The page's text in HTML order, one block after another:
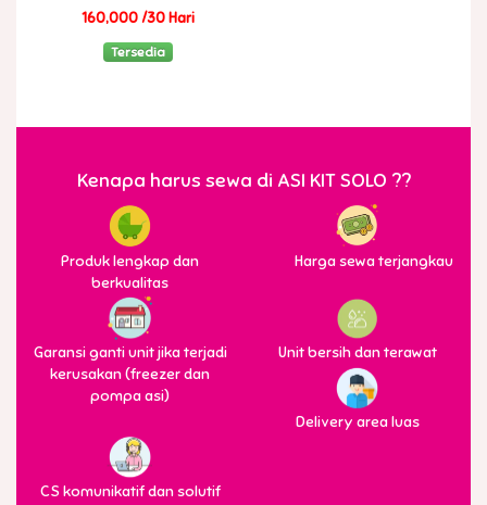
160,000 /30 Hari
Tersedia
Kenapa harus sewa di ASI KIT SOLO ??
Produk lengkap dan
berkualitas
Harga sewa terjangkau
Garansi ganti unit jika terjadi
kerusakan (freezer dan
pompa asi)
Unit bersih dan terawat
Delivery area luas
CS komunikatif dan solutif